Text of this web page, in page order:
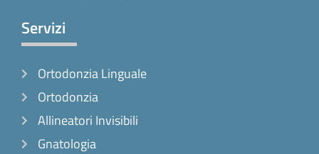
e
b
o
k
-
f
r
a
m
Servizi
Ortodonzia Linguale
Ortodonzia
Allineatori Invisibili
Gnatologia